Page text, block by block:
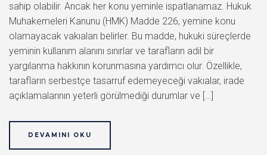
sahip olabilir. Ancak her konu yeminle ispatlanamaz. Hukuk
Muhakemeleri Kanunu (HMK) Madde 226, yemine konu
olamayacak vakıaları belirler. Bu madde, hukuki süreçlerde
yeminin kullanım alanını sınırlar ve tarafların adil bir
yargılanma hakkının korunmasına yardımcı olur. Özellikle,
tarafların serbestçe tasarruf edemeyeceği vakıalar, irade
açıklamalarının yeterli görülmediği durumlar ve […]
DEVAMINI OKU